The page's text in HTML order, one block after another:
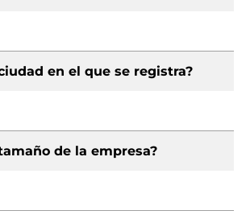
en el que se registra?
de la empresa?